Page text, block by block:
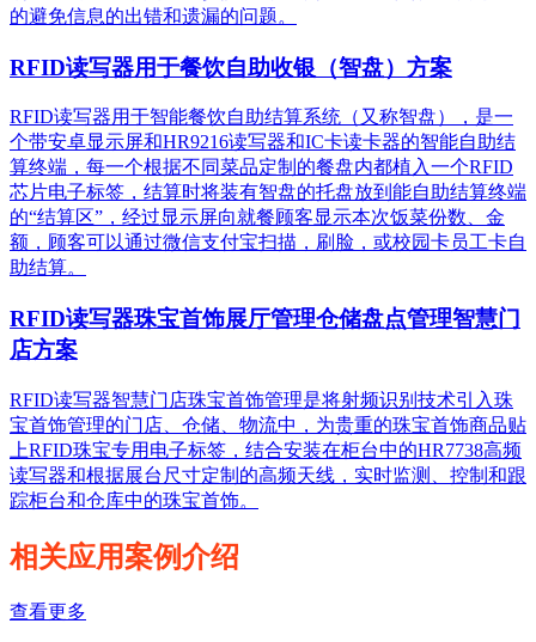
的避免信息的出错和遗漏的问题。
RFID读写器用于餐饮自助收银（智盘）方案
RFID读写器用于智能餐饮自助结算系统（又称智盘），是一
个带安卓显示屏和HR9216读写器和IC卡读卡器的智能自助结
算终端，每一个根据不同菜品定制的餐盘内都植入一个RFID
芯片电子标签，结算时将装有智盘的托盘放到能自助结算终端
的“结算区”，经过显示屏向就餐顾客显示本次饭菜份数、金
额，顾客可以通过微信支付宝扫描，刷脸，或校园卡员工卡自
助结算。
RFID读写器珠宝首饰展厅管理仓储盘点管理智慧门
店方案
RFID读写器智慧门店珠宝首饰管理是将射频识别技术引入珠
宝首饰管理的门店、仓储、物流中，为贵重的珠宝首饰商品贴
上RFID珠宝专用电子标签，结合安装在柜台中的HR7738高频
读写器和根据展台尺寸定制的高频天线，实时监测、控制和跟
踪柜台和仓库中的珠宝首饰。
相关应用案例介绍
查看更多